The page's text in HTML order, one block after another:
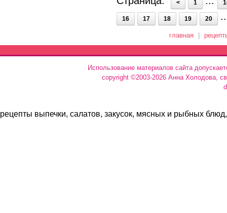
< 1
16 17 18 19 20
главная
Использование материалов сайта
copyright ©2003-2026 Анна Холодова,
рецепты выпечки, салатов, закусок, мясных и рыбных